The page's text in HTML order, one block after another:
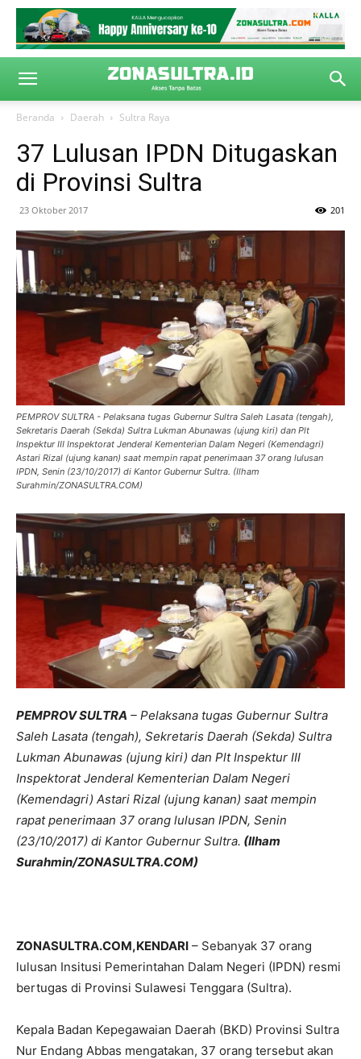
Beranda Daerah Sultra Raya
37 Lulusan IPDN Ditugaskan
di Provinsi Sultra
23 Oktober 2017 201
PEMPROV SULTRA - Pelaksana tugas Gubernur Sultra Saleh Lasata (tengah),
Sekretaris Daerah (Sekda) Sultra Lukman Abunawas (ujung kiri) dan Plt
Inspektur III Inspektorat Jenderal Kementerian Dalam Negeri (Kemendagri)
Astari Rizal (ujung kanan) saat mempin rapat penerimaan 37 orang lulusan
IPDN, Senin (23/10/2017) di Kantor Gubernur Sultra. (Ilham
Surahmin/ZONASULTRA.COM)
PEMPROV SULTRA – Pelaksana tugas Gubernur Sultra
Saleh Lasata (tengah), Sekretaris Daerah (Sekda) Sultra
Lukman Abunawas (ujung kiri) dan Plt Inspektur III
Inspektorat Jenderal Kementerian Dalam Negeri
(Kemendagri) Astari Rizal (ujung kanan) saat mempin
rapat penerimaan 37 orang lulusan IPDN, Senin
(23/10/2017) di Kantor Gubernur Sultra. (Ilham
Surahmin/ZONASULTRA.COM)
ZONASULTRA.COM,KENDARI – Sebanyak 37 orang
lulusan Insitusi Pemerintahan Dalam Negeri (IPDN) resmi
bertugas di Provinsi Sulawesi Tenggara (Sultra).
Kepala Badan Kepegawaian Daerah (BKD) Provinsi Sultra
Nur Endang Abbas mengatakan, 37 orang tersebut akan